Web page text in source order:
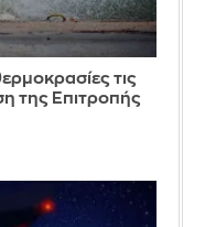
τις
της Επιτροπής